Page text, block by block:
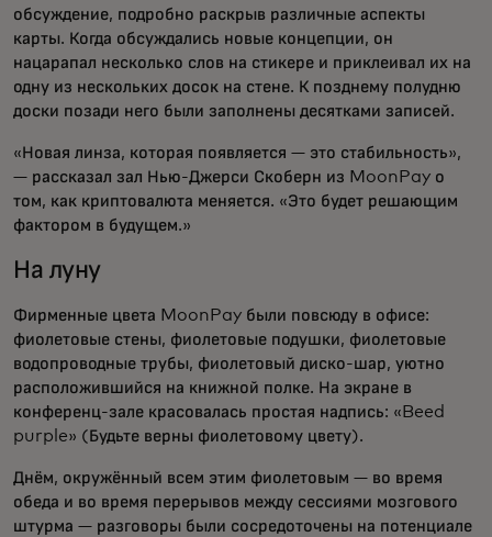
обсуждение, подробно раскрыв различные аспекты
карты. Когда обсуждались новые концепции, он
нацарапал несколько слов на стикере и приклеивал их на
одну из нескольких досок на стене. К позднему полудню
доски позади него были заполнены десятками записей.
«Новая линза, которая появляется — это стабильность»,
— рассказал зал Нью-Джерси Скоберн из MoonPay о
том, как криптовалюта меняется. «Это будет решающим
фактором в будущем.»
На луну
Фирменные цвета MoonPay были повсюду в офисе:
фиолетовые стены, фиолетовые подушки, фиолетовые
водопроводные трубы, фиолетовый диско-шар, уютно
расположившийся на книжной полке. На экране в
конференц-зале красовалась простая надпись: «Beed
purple» (Будьте верны фиолетовому цвету).
Днём, окружённый всем этим фиолетовым — во время
обеда и во время перерывов между сессиями мозгового
штурма — разговоры были сосредоточены на потенциале